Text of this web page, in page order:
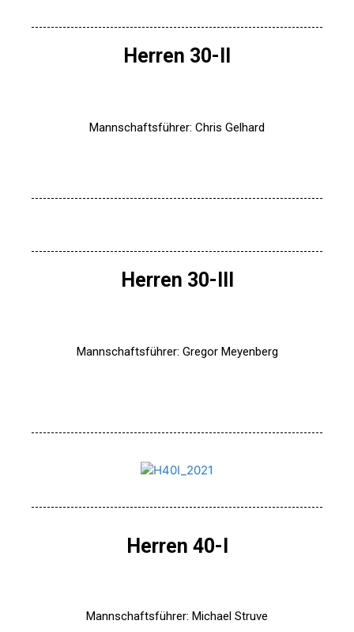
Herren 30-II
Mannschaftsführer: Chris Gelhard
Herren 30-III
Mannschaftsführer: Gregor Meyenberg
Herren 40-I
Mannschaftsführer: Michael Struve